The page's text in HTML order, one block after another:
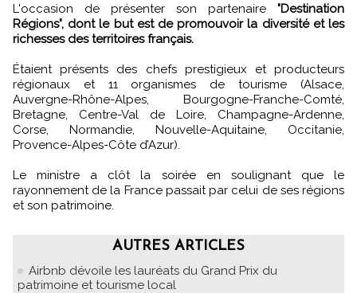
L'occasion de présenter son partenaire "Destination
Régions", dont le but est de promouvoir la diversité et les
richesses des territoires français.
Étaient présents des chefs prestigieux et producteurs
régionaux et 11 organismes de tourisme (Alsace,
Auvergne-Rhône-Alpes, Bourgogne-Franche-Comté,
Bretagne, Centre-Val de Loire, Champagne-Ardenne,
Corse, Normandie, Nouvelle-Aquitaine, Occitanie,
Provence-Alpes-Côte d’Azur).
Le ministre a clôt la soirée en soulignant que le
rayonnement de la France passait par celui de ses régions
et son patrimoine.
AUTRES ARTICLES
Airbnb dévoile les lauréats du Grand Prix du
patrimoine et tourisme local